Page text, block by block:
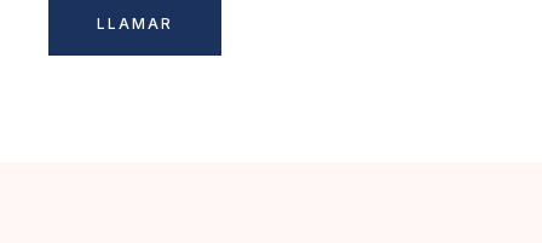
LLAMAR